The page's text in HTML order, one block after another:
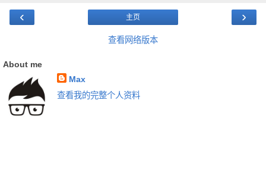
‹ ›
主页
查看网络版本
About me
Max
查看我的完整个人资料